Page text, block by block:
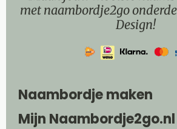
met naambordje2go
Design!
Naambordje maken
Mijn Naambordje2go.nl